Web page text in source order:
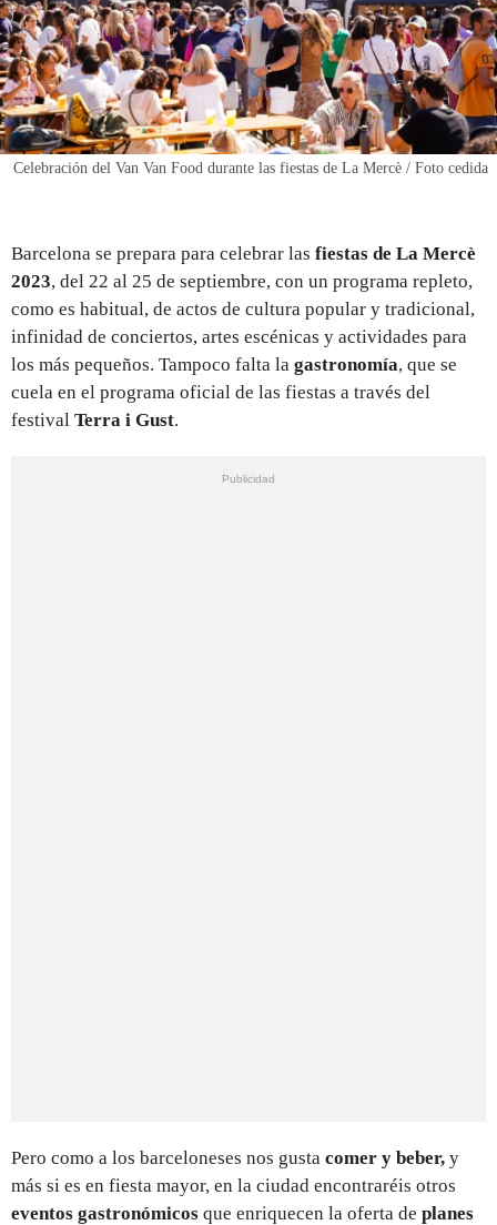
Celebración del Van Van Food durante las fiestas de La Mercè / Foto cedida
Barcelona se prepara para celebrar las fiestas de La Mercè
2023, del 22 al 25 de septiembre, con un programa repleto,
como es habitual, de actos de cultura popular y tradicional,
infinidad de conciertos, artes escénicas y actividades para
los más pequeños. Tampoco falta la gastronomía, que se
cuela en el programa oficial de las fiestas a través del
festival Terra i Gust.
Pero como a los barceloneses nos gusta comer y beber, y
más si es en fiesta mayor, en la ciudad encontraréis otros
eventos gastronómicos que enriquecen la oferta de planes